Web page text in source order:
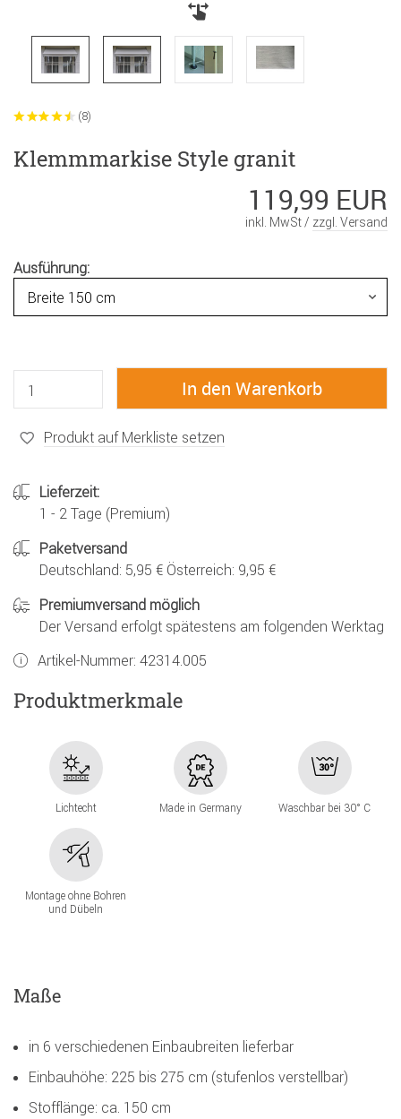
(8)
Klemmmarkise Style granit
119,99 EUR
inkl. MwSt / zzgl. Versand
Ausführung:
Produkt auf Merkliste setzen
Lieferzeit:
1 - 2 Tage (Premium)
Paketversand
Deutschland: 5,95 € Österreich: 9,95 €
Premiumversand möglich
Der Versand erfolgt spätestens am folgenden Werktag
Artikel-Nummer: 42314.005
Produktmerkmale
Lichtecht Made in Germany Waschbar bei 30° C
Montage ohne Bohren
und Dübeln
Maße
in 6 verschiedenen Einbaubreiten lieferbar
Einbauhöhe: 225 bis 275 cm (stufenlos verstellbar)
Stofflänge: ca. 150 cm